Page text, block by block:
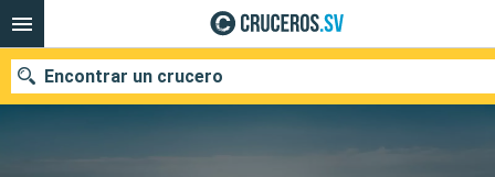
Encontrar un crucero